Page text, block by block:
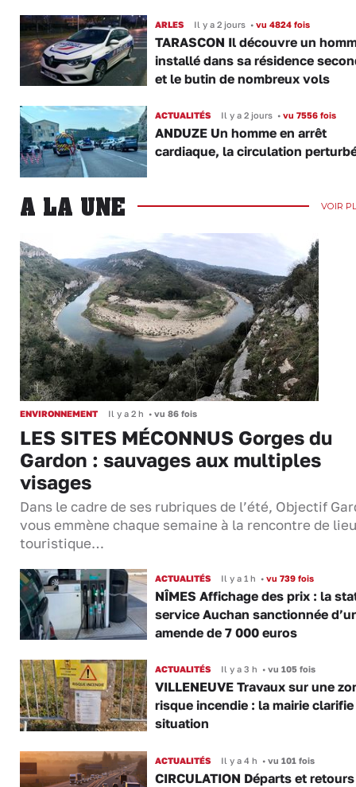
ARLES Il y a 2 jours •vu 4824 fois
TARASCON Il découvre un
installé dans sa résidence
et le butin de nombreux vols
ACTUALITÉS Il y a 2 jours •vu 7556 fois
ANDUZE Un homme en arrêt
cardiaque, la circulation
A LA UNE VOIR
ENVIRONNEMENT Il y a 2 h • vu 86 fois
LES SITES MÉCONNUS Gorges du
Gardon : sauvages aux multiples
visages
Dans le cadre de ses rubriques de l’été, Objectif
vous emmène chaque semaine à la rencontre de
touristique…
ACTUALITÉS Il y a 1 h •vu 739 fois
NÎMES Affichage des prix : la
service Auchan sanctionnée
amende de 7 000 euros
ACTUALITÉS Il y a 3 h •vu 105 fois
VILLENEUVE Travaux sur une
risque incendie : la mairie
situation
ACTUALITÉS Il y a 4 h •vu 101 fois
CIRCULATION Départs et